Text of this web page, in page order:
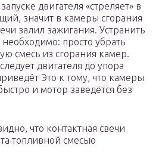
двигателя «стреляет» в
значит в камеры сгорания
залил зажигания. Устранить
просто убрать
смесь из сгорания камер.
двигателя до упора
Это к тому, что камеры
и мотор заведётся без
что контактная свечи
топливной смесью